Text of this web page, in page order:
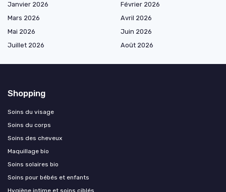
Janvier 2026
Février 2026
Mars 2026
Avril 2026
Mai 2026
Juin 2026
Juillet 2026
Août 2026
Shopping
Soins du visage
Soins du corps
Soins des cheveux
Maquillage bio
Soins solaires bio
Soins pour bébés et enfants
Hygiène intime et soins ciblés